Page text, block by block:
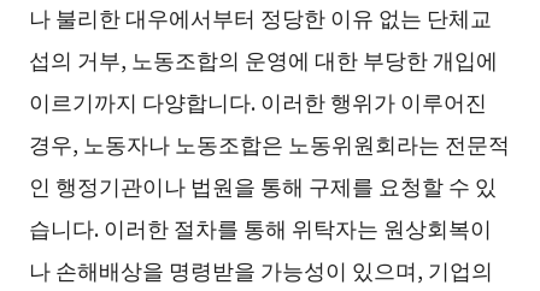
나 불리한 대우에서부터 정당한 이유 없는 단체교
섭의 거부, 노동조합의 운영에 대한 부당한 개입에
이르기까지 다양합니다. 이러한 행위가 이루어진
경우, 노동자나 노동조합은 노동위원회라는 전문적
인 행정기관이나 법원을 통해 구제를 요청할 수 있
습니다. 이러한 절차를 통해 위탁자는 원상회복이
나 손해배상을 명령받을 가능성이 있으며, 기업의